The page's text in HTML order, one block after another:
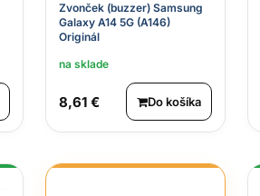
Zvonček (buzzer) Samsung
Galaxy A14 5G (A146)
Originál
na sklade
8,61 € Do košíka